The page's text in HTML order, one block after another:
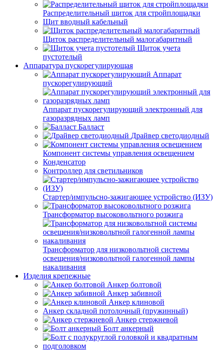
Распределительный щиток для стройплощадки
Щит вводный кабельный
Щиток распределительный малогабаритный
Щиток учета
пустотелый
Аппаратура пускорегулирующая
Аппарат
пускорегулирующий
Аппарат пускорегулирующий электронный для
газоразрядных ламп
Балласт
Драйвер светодиодный
Компонент системы управления освещением
Конденсатор
Контроллер для светильников
Стартер/импульсно-зажигающее устройство (ИЗУ)
Трансформатор высоковольтного розжига
Трансформатор для низковольтной системы
освещения/низковольтной галогенной лампы
накаливания
Изделия крепежные
Анкер болтовой
Анкер забивной
Анкер клиновой
Анкер складной потолочный (пружинный)
Анкер стержневой
Болт анкерный